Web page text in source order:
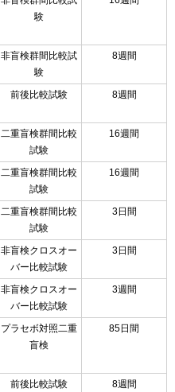
験
非盲検群間比較試
験
8週間
前後比較試験 8週間
二重盲検群間比較
試験
16週間
二重盲検群間比較
試験
16週間
二重盲検群間比較
試験
3日間
非盲検クロスオー
バー比較試験
3日間
非盲検クロスオー
バー比較試験
3週間
プラセボ対照二重
盲検
85日間
前後比較試験 8週間